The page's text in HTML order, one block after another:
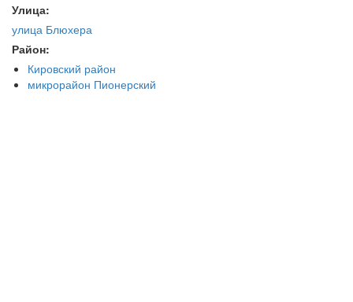
Улица:
улица Блюхера
Район:
Кировский район
микрорайон Пионерский